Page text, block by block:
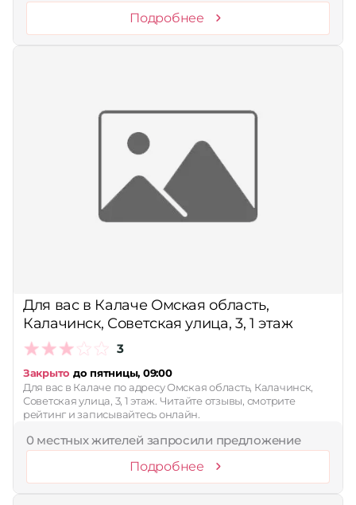
Подробнее
Для вас в Калаче Омская область,
Калачинск, Советская улица, 3, 1 этаж
3
Закрыто до пятницы, 09:00
Для вас в Калаче по адресу Омская область, Калачинск,
Советская улица, 3, 1 этаж. Читайте отзывы, смотрите
рейтинг и записывайтесь онлайн.
0 местных жителей запросили предложение
Подробнее